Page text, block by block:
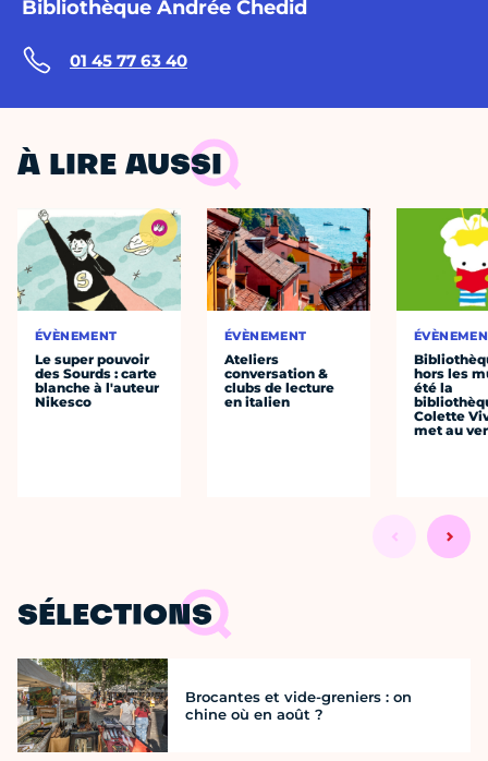
Bibliothèque Andrée Chedid
01 45 77 63 40
À LIRE AUSSI
ÉVÈNEMENT
Le super pouvoir
des Sourds : carte
blanche à l'auteur
Nikesco
ÉVÈNEMENT
Ateliers
conversation &
clubs de lecture
en italien
hors les
été la
Colette
met au
SÉLECTIONS
Brocantes et vide-greniers : on
chine où en août ?